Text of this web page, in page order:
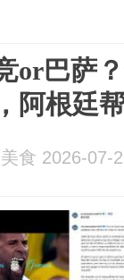
or巴萨
阿根廷
食 2026-07-